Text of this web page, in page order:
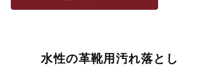
水性の革靴用汚れ落とし